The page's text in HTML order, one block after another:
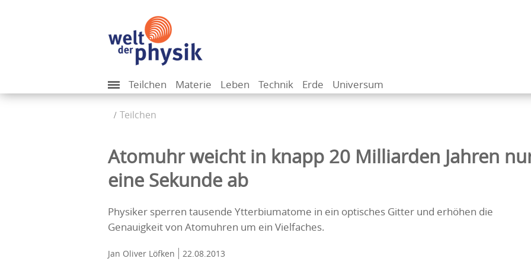
Teilchen Materie Leben Technik Erde Universum
Teilchen
Atomuhr weicht in knapp 20 Milliarden Jahren
eine Sekunde ab
Physiker sperren tausende Ytterbiumatome in ein optisches Gitter und erhöhen die
Genauigkeit von Atomuhren um ein Vielfaches.
Jan Oliver Löfken 22.08.2013